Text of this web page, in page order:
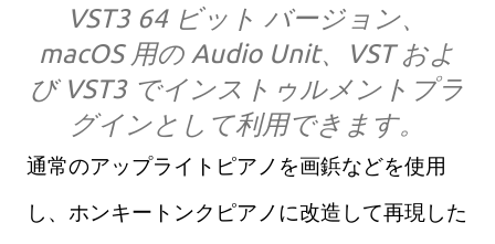
VST3 64 ビット バージョン、
macOS 用の Audio Unit、VST およ
び VST3 でインストゥルメントプラ
グインとして利用できます。
通常のアップライトピアノを画鋲などを使用
し、ホンキートンクピアノに改造して再現した